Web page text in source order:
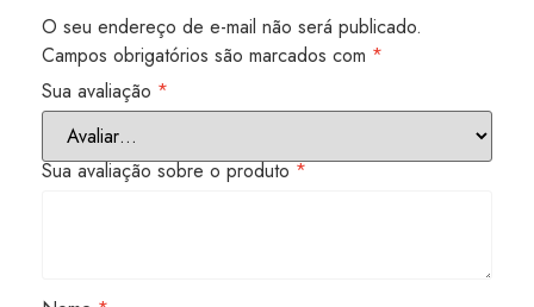
O seu endereço de e-mail não será publicado.
Campos obrigatórios são marcados com *
Sua avaliação *
Sua avaliação sobre o produto*